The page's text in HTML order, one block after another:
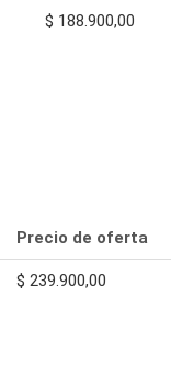
$ 188.900,00
Precio de oferta
$ 239.900,00